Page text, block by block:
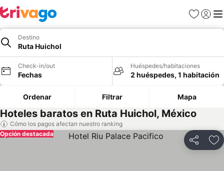
Favoritos
Iniciar
Destino
Ruta Huichol
Check-in/out
Fechas
Huéspedes/habitaciones
2 huéspedes, 1 habitación
Ordenar Filtrar Mapa
Hoteles baratos en Ruta Huichol, México
Cómo los pagos afectan nuestro ranking
Compartir
Opción destacada